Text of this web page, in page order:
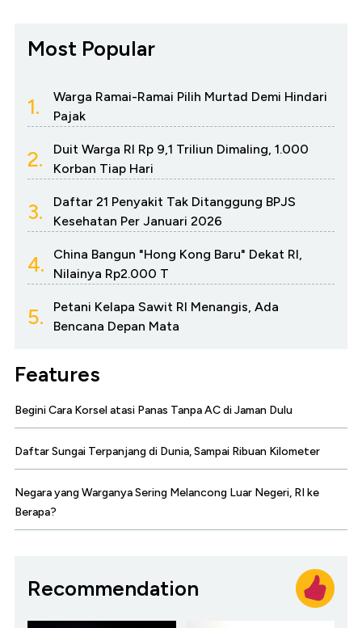
Most Popular
1.
Warga Ramai-Ramai Pilih Murtad Demi Hindari
Pajak
2.
Duit Warga RI Rp 9,1 Triliun Dimaling, 1.000
Korban Tiap Hari
3.
Daftar 21 Penyakit Tak Ditanggung BPJS
Kesehatan Per Januari 2026
4.
China Bangun "Hong Kong Baru" Dekat RI,
Nilainya Rp2.000 T
5.
Petani Kelapa Sawit RI Menangis, Ada
Bencana Depan Mata
Features
Begini Cara Korsel atasi Panas Tanpa AC di Jaman Dulu
Daftar Sungai Terpanjang di Dunia, Sampai Ribuan Kilometer
Negara yang Warganya Sering Melancong Luar Negeri, RI ke
Berapa?
Recommendation